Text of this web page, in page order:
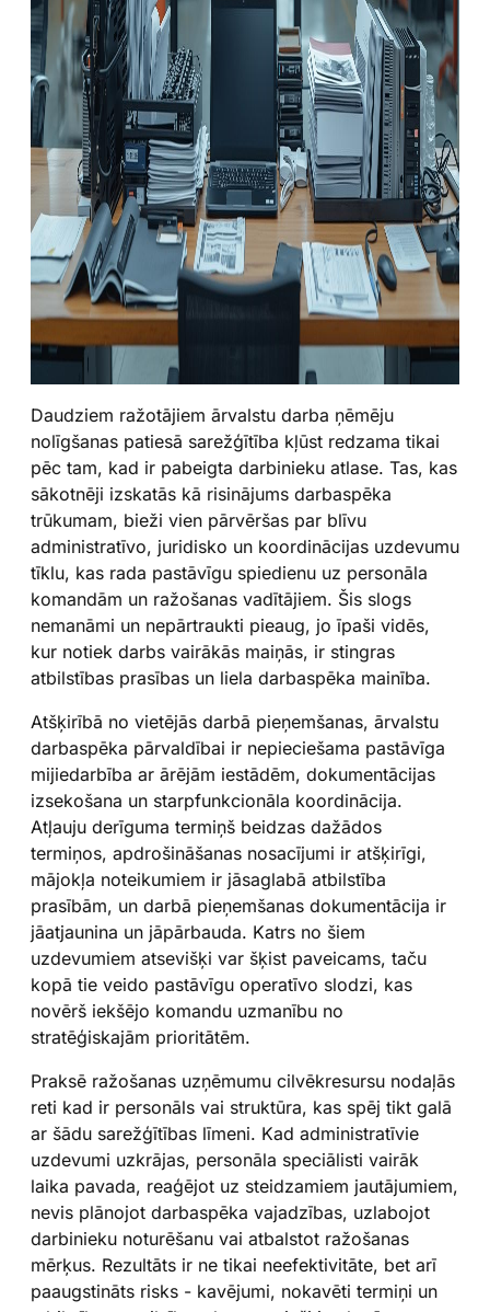
Daudziem ražotājiem ārvalstu darba ņēmēju
nolīgšanas patiesā sarežģītība kļūst redzama tikai
pēc tam, kad ir pabeigta darbinieku atlase. Tas, kas
sākotnēji izskatās kā risinājums darbaspēka
trūkumam, bieži vien pārvēršas par blīvu
administratīvo, juridisko un koordinācijas uzdevumu
tīklu, kas rada pastāvīgu spiedienu uz personāla
komandām un ražošanas vadītājiem. Šis slogs
nemanāmi un nepārtraukti pieaug, jo īpaši vidēs,
kur notiek darbs vairākās maiņās, ir stingras
atbilstības prasības un liela darbaspēka mainība.
Atšķirībā no vietējās darbā pieņemšanas, ārvalstu
darbaspēka pārvaldībai ir nepieciešama pastāvīga
mijiedarbība ar ārējām iestādēm, dokumentācijas
izsekošana un starpfunkcionāla koordinācija.
Atļauju derīguma termiņš beidzas dažādos
termiņos, apdrošināšanas nosacījumi ir atšķirīgi,
mājokļa noteikumiem ir jāsaglabā atbilstība
prasībām, un darbā pieņemšanas dokumentācija ir
jāatjaunina un jāpārbauda. Katrs no šiem
uzdevumiem atsevišķi var šķist paveicams, taču
kopā tie veido pastāvīgu operatīvo slodzi, kas
novērš iekšējo komandu uzmanību no
stratēģiskajām prioritātēm.
Praksē ražošanas uzņēmumu cilvēkresursu nodaļās
reti kad ir personāls vai struktūra, kas spēj tikt galā
ar šādu sarežģītības līmeni. Kad administratīvie
uzdevumi uzkrājas, personāla speciālisti vairāk
laika pavada, reaģējot uz steidzamiem jautājumiem,
nevis plānojot darbaspēka vajadzības, uzlabojot
darbinieku noturēšanu vai atbalstot ražošanas
mērķus. Rezultāts ir ne tikai neefektivitāte, bet arī
paaugstināts risks - kavējumi, nokavēti termiņi un